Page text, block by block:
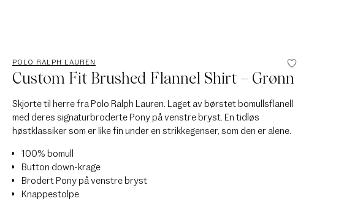
POLO RALPH LAUREN
Custom Fit Brushed Flannel Shirt – Grønn
Skjorte til herre fra Polo Ralph Lauren. Laget av børstet bomullsflanell
med deres signaturbroderte Pony på venstre bryst. En tidløs
høstklassiker som er like fin under en strikkegenser, som den er alene.
100% bomull
Button down-krage
Brodert Pony på venstre bryst
Knappestolpe